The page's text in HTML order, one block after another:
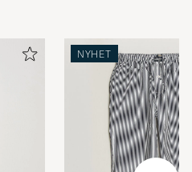
NYHET